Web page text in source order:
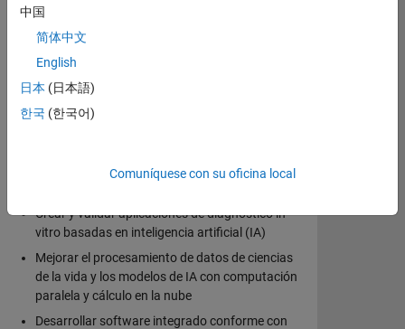
normativas de FDA/CE y cumplir con estándares
como IEC 62304 durante el proceso de desarrollo.
Con MATLAB y Simulink, puede:
Diseñar y simular algoritmos para datos de
sensores y sistemas de control
como multiómica, microscopía y espectrometría
Crear y validar aplicaciones de diagnóstico in
vitro basadas en inteligencia artificial (IA)
Mejorar el procesamiento de datos de ciencias
de la vida y los modelos de IA con computación
paralela y cálculo en la nube
Desarrollar software integrado conforme con
中国
简体中文
English
日本 (日本語)
한국 (한국어)
Comuníquese con su oficina local